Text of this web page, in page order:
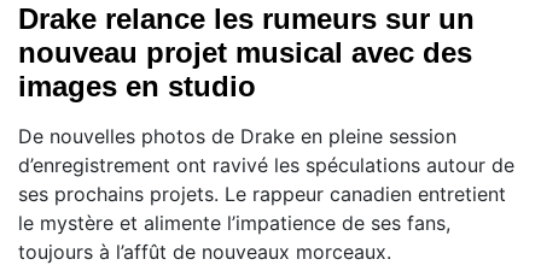
Drake relance les rumeurs sur un
nouveau projet musical avec des
images en studio
De nouvelles photos de Drake en pleine session
d’enregistrement ont ravivé les spéculations autour de
ses prochains projets. Le rappeur canadien entretient
le mystère et alimente l’impatience de ses fans,
toujours à l’affût de nouveaux morceaux.